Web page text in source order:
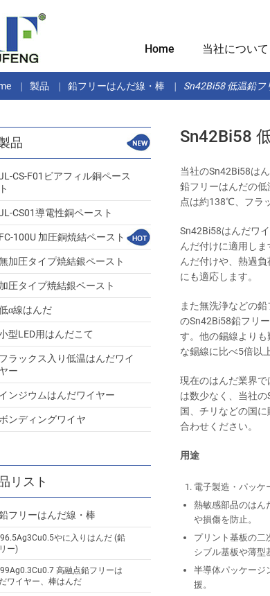
Home 当社について
製品 鉛フリーはんだ線・棒 Sn42Bi58 低温鉛
Sn42Bi58
当社のSn42Bi58は
鉛フリーはんだの
点は約138℃、フラ
Sn42Bi58はんだワ
んだ付けに適用し
んだ付けや、熱過
にも適応します。
また無洗浄などの
のSn42Bi58鉛フリ
す。他の錫線より
な錫線に比べ5倍以
現在のはんだ業界
は数少なく、当社
国、チリなどの国
合わせください。
用途
電子製造・パッケ
熱敏感部品のはん
や損傷を防止。
プリント基板の二
シブル基板や薄型
半導体パッケージ
援。
品
CS-F01ビアフィル銅ペース
ト
CS01導電性銅ペースト
FC-100U 加圧銅焼結ペースト
加圧タイプ焼結銀ペースト
加圧タイプ焼結銀ペースト
α線はんだ
型LED用はんだこて
フラックス入り低温はんだワイ
ヤー
インジウムはんだワイヤー
ンディングワイヤ
リスト
フリーはんだ線・棒
やに入りはんだ (鉛
ー)
高融点鉛フリーは
ワイヤー、棒はんだ